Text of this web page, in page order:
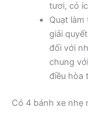
tươi, có
Quạt
giải
đối với
chung
điều hòa
Có 4 bánh xe nhẹ